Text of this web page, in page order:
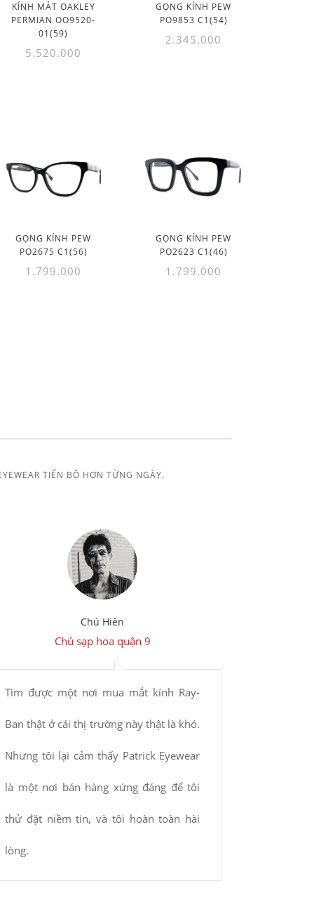
KÍNH MÁT OAKLEY
PERMIAN OO9520-
01(59)
5.520.000
GỌNG KÍNH PEW
PO9853 C1(54)
2.345.000
GỌNG KÍNH PEW
PO2675 C1(56)
1.799.000
GỌNG KÍNH PEW
PO2623 C1(46)
1.799.000
TIẾN BỘ HƠN TỪNG NGÀY.
Chú Hiên
Chủ sạp hoa quận 9
Tìm được một nơi mua mắt kính Ray-
Ban thật ở cái thị trường này thật là khó.
Nhưng tôi lại cảm thấy Patrick Eyewear
là một nơi bán hàng xứng đáng để tôi
thử đặt niềm tin, và tôi hoàn toàn hài
lòng.